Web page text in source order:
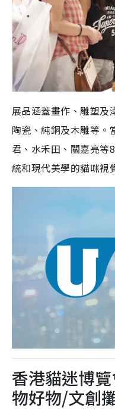
展品涵蓋畫作、雕塑及
陶瓷、純銅及木雕等。
君、水禾田、關嘉亮等
統和現代美學的貓咪視
香港貓迷博
物好物/文創